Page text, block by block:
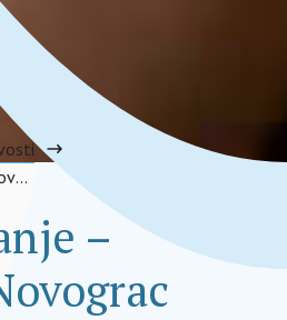
Upoznavanje - Džeklin Novograc
–